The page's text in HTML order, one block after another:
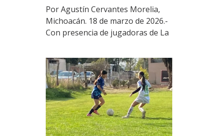
Por Agustín Cervantes Morelia,
Michoacán. 18 de marzo de 2026.-
Con presencia de jugadoras de La